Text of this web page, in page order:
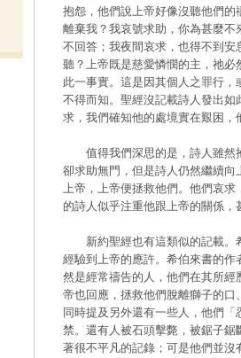
抱怨，他們說上帝好像沒聽他們
離棄我？我哀號求助，你為甚麼
不回答；我夜間哀求，也得不到
聽？上帝既是慈愛憐憫的主，祂必
此一事實。這是因其個人之罪行
不得而知。聖經沒記載詩人發出
求，我們確知他的處境實在艱困，
值得我們深思的是，詩人雖然
卻求助無門，但是詩人仍然繼續
上帝，上帝便拯救他們。他們哀
的詩人似乎注重他跟上帝的關係，
新約聖經也有這類似的記載。
經驗到上帝的應許。希伯來書的
然是經常禱告的人，他們在其所
帝也回應，拯救他們脫離獅子的
同時提及另外還有一些人，他們
禁。還有人被石頭擊斃，被鋸子
著很不平凡的記錄；可是他們並